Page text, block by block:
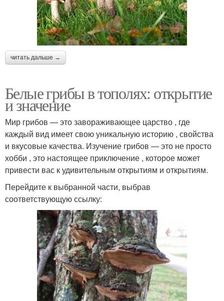
читать дальше →
Белые грибы в тополях: открытие
и значение
Мир грибов — это завораживающее царство , где
каждый вид имеет свою уникальную историю , свойства
и вкусовые качества. Изучение грибов — это не просто
хобби , это настоящее приключение , которое может
привести вас к удивительным открытиям и открытиям.
Перейдите к выбранной части, выбрав
соответствующую ссылку: